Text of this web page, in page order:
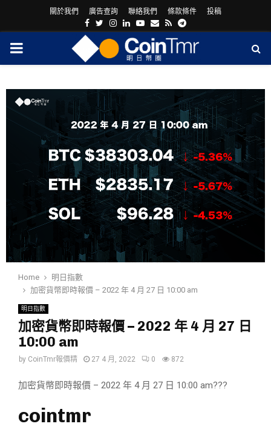
關於我們 廣告查詢 聯絡我們 條款條件 投稿
Facebook
Twitter
Instagram
LinkedinYoutube
Email
RssTelegram
PRIMARY
Home
明日指數
加密貨幣即時報價 – 2022 年 4 月 27 日 10:00 am
明日指數
加密貨幣即時報價 – 2022 年 4 月 27 日
10:00 am
by CoinTmr報價精 27 4 月, 2022 0 872
加密貨幣即時報價 – 2022 年 4 月 27 日 10:00 am???
cointmr